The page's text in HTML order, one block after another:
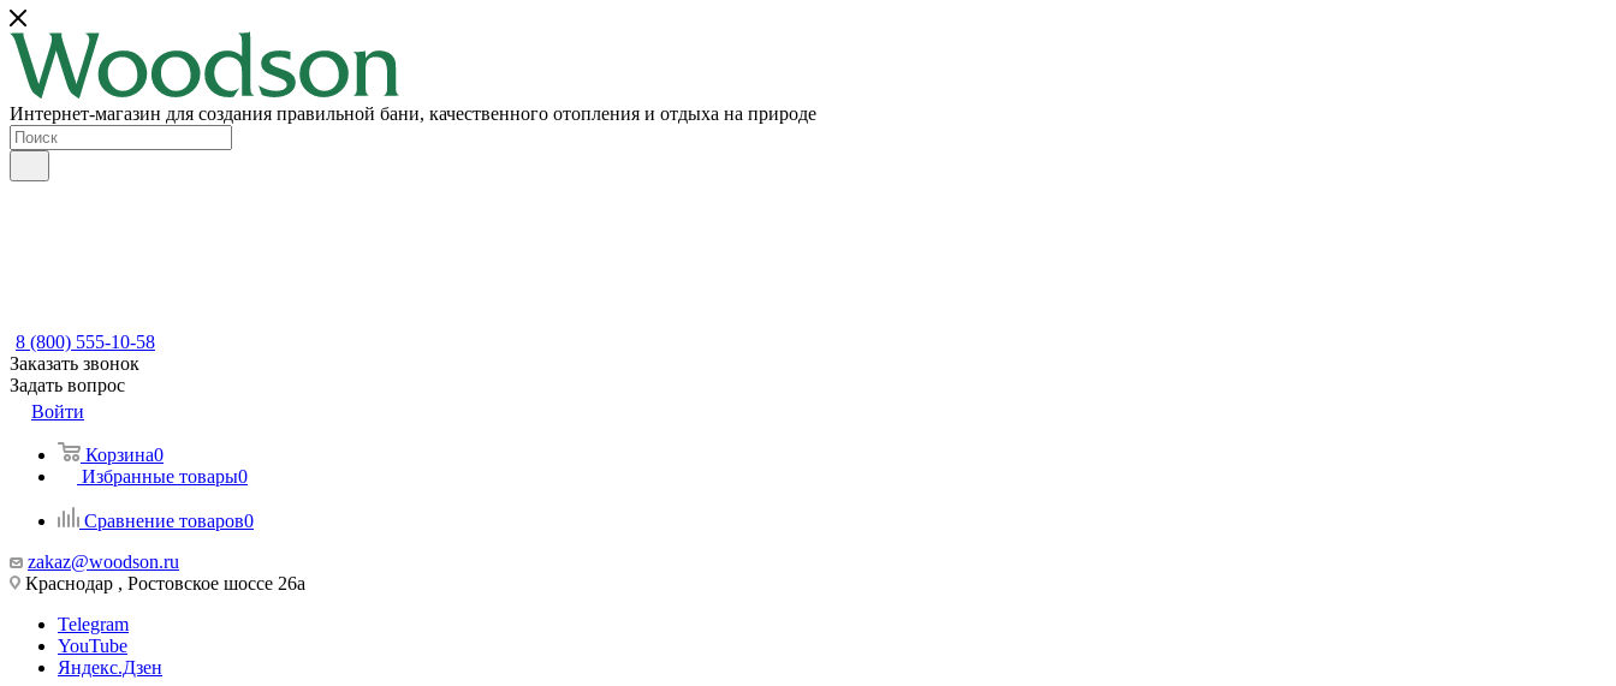
Интернет-магазин для создания правильной бани, качественного отопления и отдыха на природе
8 (800) 555-10-58
Заказать звонок
Задать вопрос
Войти
Корзина0
Избранные товары0
Сравнение товаров0
zakaz@woodson.ru
Краснодар , Ростовское шоссе 26а
Telegram
YouTube
Яндекс.Дзен